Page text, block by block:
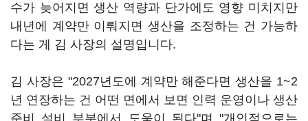
수가 늦어지면 생산 역량과 단가에도 영향 미치지만
내년에 계약만 이뤄지면 생산을 조정하는 건 가능하
다는 게 김 사장의 설명입니다.
김 사장은 "2027년도에 계약만 해준다면 생산을 1~2
년 연장하는 건 어떤 면에서 보면 인력 운영이나 생산
준비 설비 부분에서 도움이 된다"며 "개인적으로는